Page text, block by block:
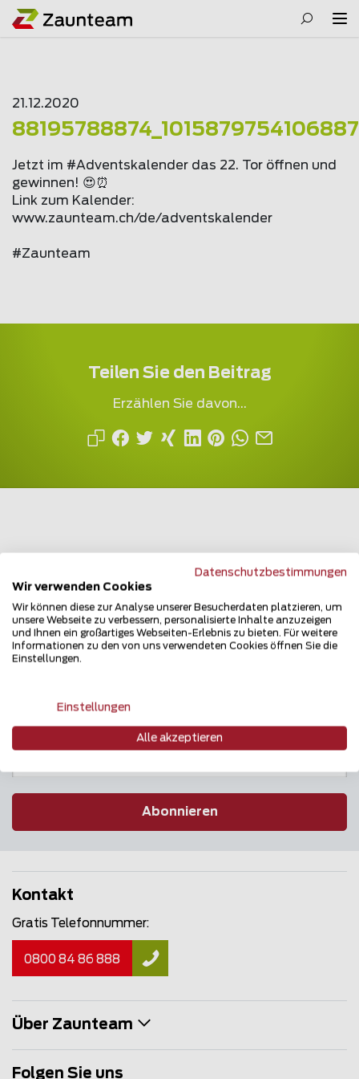
21.12.2020
Jetzt im #Adventskalender das 22. Tor öffnen und
gewinnen! 😍⏰
Link zum Kalender:
www.zaunteam.ch/de/adventskalender
#Zaunteam
Teilen Sie den Beitrag
Erzählen Sie davon...
Mehrfach ausgezeichnet und immer am
Puls des Marktes
Newsletter
Abonnieren
Kontakt
Gratis Telefonnummer:
0800 84 86 888
Über Zaunteam
Folgen Sie uns
Datenschutzbestimmungen
Wir verwenden Cookies
Wir können diese zur Analyse unserer Besucherdaten platzieren, um
unsere Webseite zu verbessern, personalisierte Inhalte anzuzeigen
und Ihnen ein großartiges Webseiten-Erlebnis zu bieten. Für weitere
Informationen zu den von uns verwendeten Cookies öffnen Sie die
Einstellungen.
Einstellungen
Alle akzeptieren